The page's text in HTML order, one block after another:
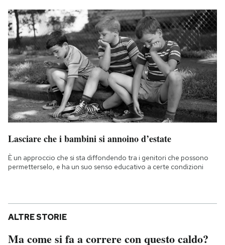
Lasciare che i bambini si annoino d’estate
È un approccio che si sta diffondendo tra i genitori che possono
permetterselo, e ha un suo senso educativo a certe condizioni
ALTRE STORIE
Ma come si fa a correre con questo caldo?